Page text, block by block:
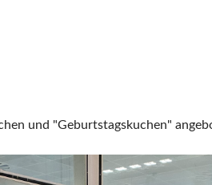
und "Geburtstagskuchen"